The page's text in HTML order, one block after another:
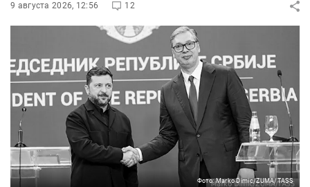
9 августа 2026, 12:56 12
Фото: Marko Dimic/ZUMA/TASS